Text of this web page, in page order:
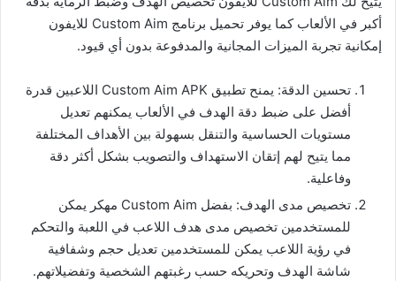
أكبر في الألعاب كما يوفر تحميل برنامج Custom Aim للايفون
إمكانية تجربة الميزات المجانية والمدفوعة بدون أي قيود.
تحسين الدقة: يمنح تطبيق Custom Aim APK اللاعبين قدرة
أفضل على ضبط دقة الهدف في الألعاب يمكنهم تعديل
مستويات الحساسية والتنقل بسهولة بين الأهداف المختلفة
مما يتيح لهم إتقان الاستهداف والتصويب بشكل أكثر دقة
وفاعلية.
تخصيص مدى الهدف: بفضل Custom Aim مهكر يمكن
للمستخدمين تخصيص مدى هدف اللاعب في اللعبة والتحكم
في رؤية اللاعب يمكن للمستخدمين تعديل حجم وشفافية
شاشة الهدف وتحريكه حسب رغبتهم الشخصية وتفضيلاتهم.